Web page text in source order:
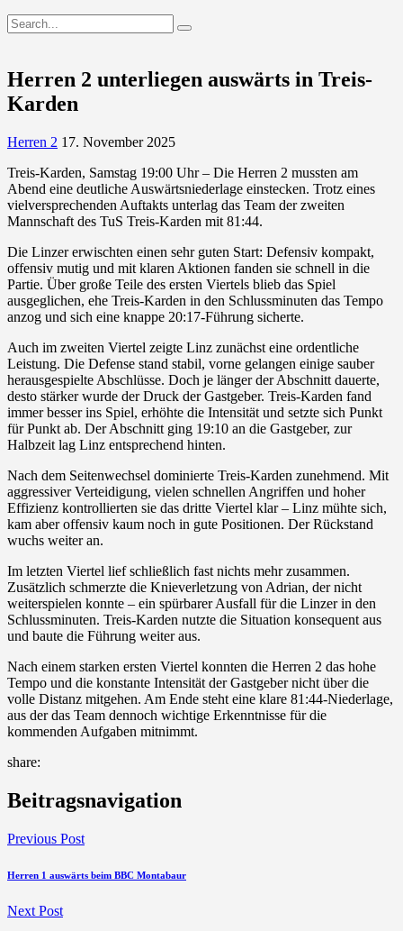
Herren 2 unterliegen auswärts in Treis-
Karden
Herren 2 17. November 2025
Treis-Karden, Samstag 19:00 Uhr – Die Herren 2 mussten am
Abend eine deutliche Auswärtsniederlage einstecken. Trotz eines
vielversprechenden Auftakts unterlag das Team der zweiten
Mannschaft des TuS Treis-Karden mit 81:44.
Die Linzer erwischten einen sehr guten Start: Defensiv kompakt,
offensiv mutig und mit klaren Aktionen fanden sie schnell in die
Partie. Über große Teile des ersten Viertels blieb das Spiel
ausgeglichen, ehe Treis-Karden in den Schlussminuten das Tempo
anzog und sich eine knappe 20:17-Führung sicherte.
Auch im zweiten Viertel zeigte Linz zunächst eine ordentliche
Leistung. Die Defense stand stabil, vorne gelangen einige sauber
herausgespielte Abschlüsse. Doch je länger der Abschnitt dauerte,
desto stärker wurde der Druck der Gastgeber. Treis-Karden fand
immer besser ins Spiel, erhöhte die Intensität und setzte sich Punkt
für Punkt ab. Der Abschnitt ging 19:10 an die Gastgeber, zur
Halbzeit lag Linz entsprechend hinten.
Nach dem Seitenwechsel dominierte Treis-Karden zunehmend. Mit
aggressiver Verteidigung, vielen schnellen Angriffen und hoher
Effizienz kontrollierten sie das dritte Viertel klar – Linz mühte sich,
kam aber offensiv kaum noch in gute Positionen. Der Rückstand
wuchs weiter an.
Im letzten Viertel lief schließlich fast nichts mehr zusammen.
Zusätzlich schmerzte die Knieverletzung von Adrian, der nicht
weiterspielen konnte – ein spürbarer Ausfall für die Linzer in den
Schlussminuten. Treis-Karden nutzte die Situation konsequent aus
und baute die Führung weiter aus.
Nach einem starken ersten Viertel konnten die Herren 2 das hohe
Tempo und die konstante Intensität der Gastgeber nicht über die
volle Distanz mitgehen. Am Ende steht eine klare 81:44-Niederlage,
aus der das Team dennoch wichtige Erkenntnisse für die
kommenden Aufgaben mitnimmt.
share:
Beitragsnavigation
Previous Post
Herren 1 auswärts beim BBC Montabaur
Next Post